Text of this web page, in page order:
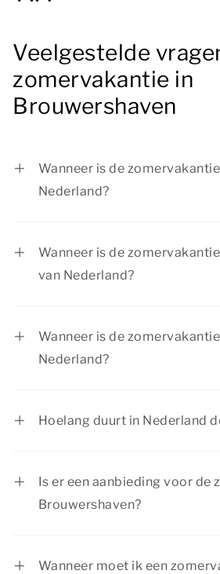
Veelgestelde
zomervakantie in
Brouwershaven
Wanneer is de
Nederland?
Wanneer is de
van Nederland?
Wanneer is de
Nederland?
Hoelang duurt in Nederland
Is er een aanbieding voor de
Brouwershaven?
Wanneer moet ik een